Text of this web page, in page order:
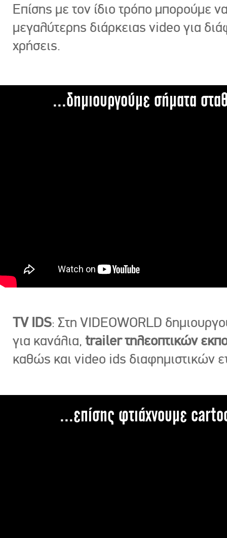
Επίσης με τον ίδιο τρόπο μπορούμε
μεγαλύτερης διάρκειας video για
χρήσεις.
...δημιουργούμε σήματα
TV IDS: Στη VIDEOWORLD
για κανάλια, trailer τηλεοπτικών
καθώς και video ids διαφημιστικών
...επίσης φτιάχνουμε